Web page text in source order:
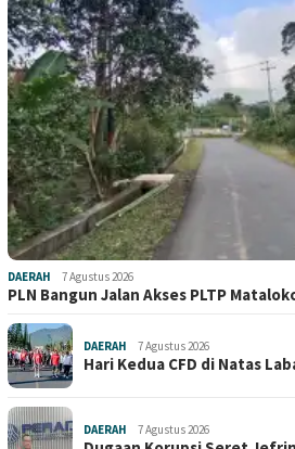
DAERAH 7 Agustus 2026
PLN Bangun Jalan Akses PLTP
DAERAH 7 Agustus 2026
Hari Kedua CFD di Natas
DAERAH 7 Agustus 2026